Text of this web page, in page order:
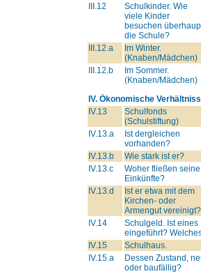
III.12
Schulkinder. Wie
viele Kinder
besuchen
die Schule?
III.12.a
Im Winter.
(Knaben/Mädchen)
III.12.b
Im Sommer.
(Knaben/Mädchen)
IV. Ökonomische
IV.13
Schulfonds
(Schulstiftung)
IV.13.a
Ist dergleichen
vorhanden?
IV.13.b
Wie stark ist er?
IV.13.c
Woher fließen seine
Einkünfte?
IV.13.d
Ist er etwa mit dem
Kirchen- oder
Armengut vereinigt?
IV.14
Schulgeld. Ist eines
eingeführt?
IV.15
Schulhaus.
IV.15.a
Dessen Zustand,
oder baufällig?